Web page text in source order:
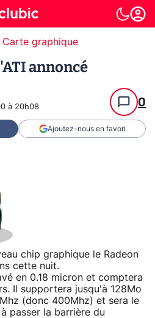
Carte graphique
annoncé
à 20h08 0
Ajoutez-nous en favori
chip graphique le Radeon
cette nuit.
en 0.18 micron et comptera
Il supportera jusqu'à 128Mo
(donc 400Mhz) et sera le
passer la barrière du